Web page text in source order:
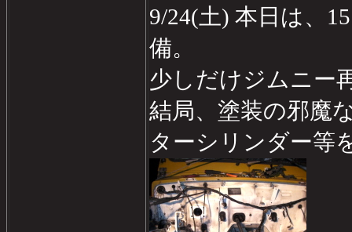
9/24(土) 本日は、
備。
少しだけジムニー
結局、塗装の邪魔
ターシリンダー等